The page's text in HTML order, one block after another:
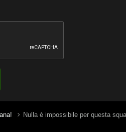
Nulla è impossibile per questa